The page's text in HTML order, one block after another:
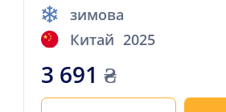
зимова
Китай 2025
3 691 ₴